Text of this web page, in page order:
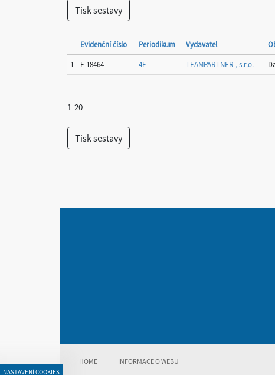
NASTAVENÍ COOKIES
Evidenční číslo Periodikum Vydavatel
1
E 18464 4E TEAMPARTNER , s.r.o.
1-20
HOME | INFORMACE O WEBU